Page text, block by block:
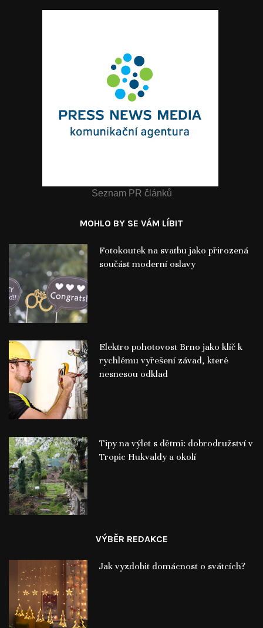
Seznam PR článků
MOHLO BY SE VÁM LÍBIT
Fotokoutek na svatbu jako přirozená
součást moderní oslavy
Elektro pohotovost Brno jako klíč k
rychlému vyřešení závad, které
nesnesou odklad
Tipy na výlet s dětmi: dobrodružství v
Tropic Hukvaldy a okolí
VÝBĚR REDAKCE
Jak vyzdobit domácnost o svátcích?